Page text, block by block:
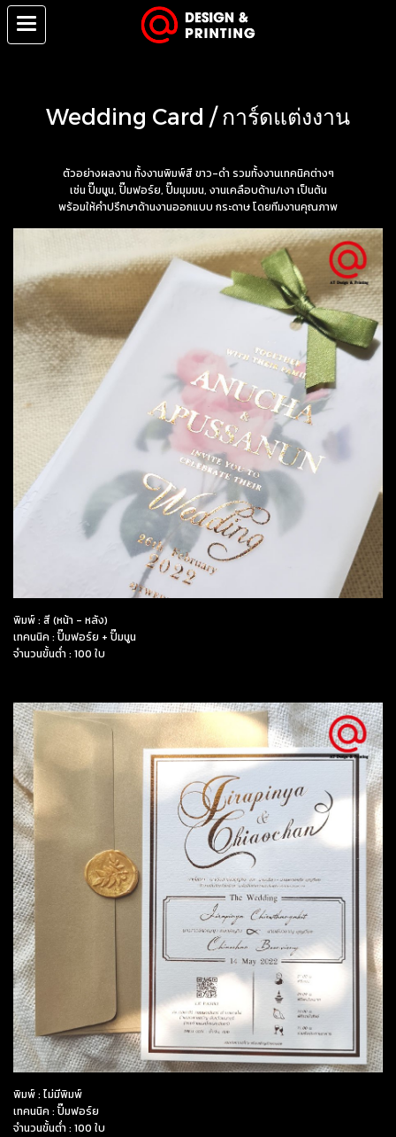
Wedding Card / การ์ดแต่งงาน
ตัวอย่างผลงาน ทั้งงานพิมพ์สี ขาว-ดำ รวมทั้งงานเทคนิคต่างๆ
เช่น ปั๊มนูน, ปั๊มฟอร์ย, ปั๊มมุมมน, งานเคลือบด้าน/เงา เป็นต้น
พร้อมให้คำปรึกษาด้านงานออกแบบ กระดาษ โดยทีมงานคุณภาพ
พิมพ์ : สี (หน้า - หลัง)
เทคนนิค : ปั๊มฟอร์ย + ปั๊มนูน
จำนวนขั้นต่ำ : 100 ใบ
พิมพ์ : ไม่มีพิมพ์
เทคนนิค : ปั๊มฟอร์ย
จำนวนขั้นต่ำ : 100 ใบ